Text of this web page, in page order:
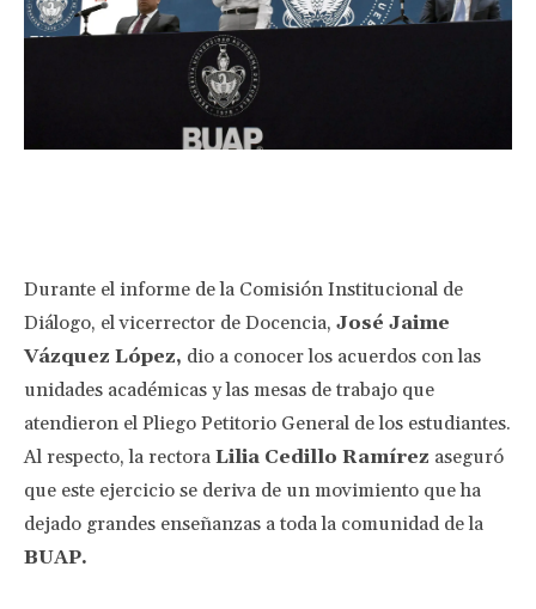
Durante el informe de la Comisión Institucional de
Diálogo, el vicerrector de Docencia, José Jaime
Vázquez López, dio a conocer los acuerdos con las
unidades académicas y las mesas de trabajo que
atendieron el Pliego Petitorio General de los estudiantes.
Al respecto, la rectora Lilia Cedillo Ramírez aseguró
que este ejercicio se deriva de un movimiento que ha
dejado grandes enseñanzas a toda la comunidad de la
BUAP.